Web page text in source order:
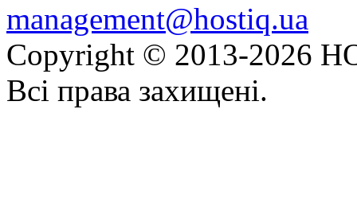
management@hostiq.ua
Copyright © 2013-2026
Всі права захищені.